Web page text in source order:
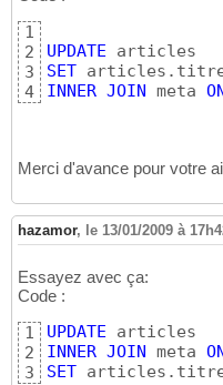
1
2
3
4
UPDATE
SET
INNER JOIN meta ON
Merci d'avance pour votre
hazamor, le 13/01/2009 à
Essayez avec ça:
Code :
1
2
3
UPDATE
INNER JOIN meta ON
SET